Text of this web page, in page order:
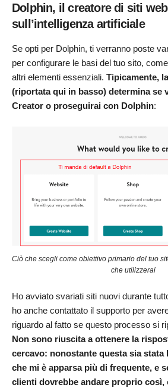
Dolphin, il creatore di siti
sull’intelligenza artificiale
Se opti per Dolphin, ti verranno poste
per configurare le basi del tuo sito,
altri elementi essenziali. Tipicamente,
(riportata qui in basso) determina se
Creator o proseguirai con Dolphin:
Ciò che scegli come obiettivo primario del tuo
che utilizzerai
Ho avviato svariati siti nuovi durante
ho anche contattato il supporto per
riguardo al fatto se questo processo si
Non sono riuscita a ottenere la
cercavo: nonostante questa sia stata
che mi è apparsa più di frequente, e
clienti dovrebbe andare proprio così,